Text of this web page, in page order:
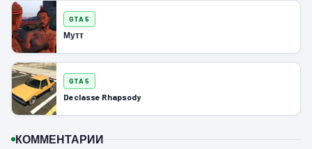
GTA 5
Мутт
GTA 5
Declasse Rhapsody
КОММЕНТАРИИ